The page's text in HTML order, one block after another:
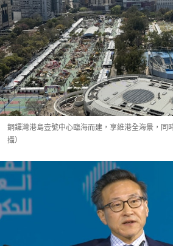
銅鑼灣港島壹號中心臨海而建，享維港全海景，同
攝）